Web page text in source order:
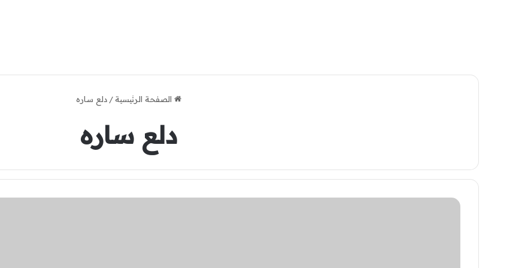
الصفحة الرئيسية/ دلع ساره
دلع ساره